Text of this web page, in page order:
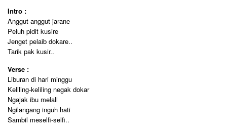
Intro :
Anggut-anggut jarane
Peluh pidit kusire
Jenget pelaib dokare..
Tarik pak kusir..
Verse :
Liburan di hari minggu
Keliling-keliling negak dokar
Ngajak ibu melali
Ngilangang inguh hati
Sambil meselfi-selfi..